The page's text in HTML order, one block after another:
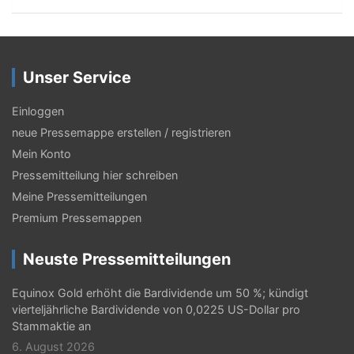
a
s
-
N
a
v
i
g
a
t
i
Unser Service
Einloggen
neue Pressemappe erstellen / registrieren
Mein Konto
Pressemitteilung hier schreiben
Meine Pressemitteilungen
Premium Pressemappen
Neuste Pressemitteilungen
Equinox Gold erhöht die Bardividende um 50 %; kündigt
vierteljährliche Bardividende von 0,0225 US-Dollar pro
Stammaktie an
6. August 2026